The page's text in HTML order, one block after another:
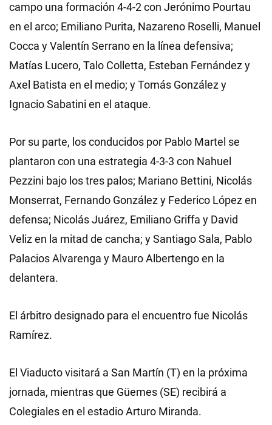
campo una formación 4-4-2 con Jerónimo Pourtau
en el arco; Emiliano Purita, Nazareno Roselli, Manuel
Cocca y Valentín Serrano en la línea defensiva;
Matías Lucero, Talo Colletta, Esteban Fernández y
Axel Batista en el medio; y Tomás González y
Ignacio Sabatini en el ataque.
Por su parte, los conducidos por Pablo Martel se
plantaron con una estrategia 4-3-3 con Nahuel
Pezzini bajo los tres palos; Mariano Bettini, Nicolás
Monserrat, Fernando González y Federico López en
defensa; Nicolás Juárez, Emiliano Griffa y David
Veliz en la mitad de cancha; y Santiago Sala, Pablo
Palacios Alvarenga y Mauro Albertengo en la
delantera.
El árbitro designado para el encuentro fue Nicolás
Ramírez.
El Viaducto visitará a San Martín (T) en la próxima
jornada, mientras que Güemes (SE) recibirá a
Colegiales en el estadio Arturo Miranda.